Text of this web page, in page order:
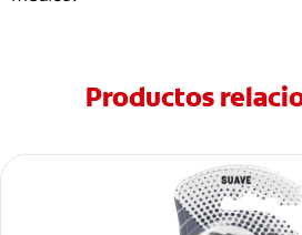
Productos